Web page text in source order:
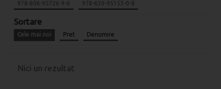
978-606-95726-9-6 978-630-95153-0-8
Sortare
Cele mai noi Pret Denumire
Nici un rezultat